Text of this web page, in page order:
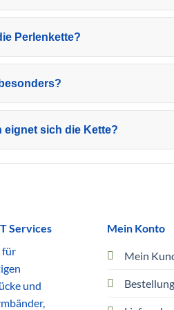
Perlenkette?
eignet sich die Kette?
Services
für
und
Mein Konto
Mein